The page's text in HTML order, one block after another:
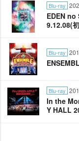
Blu-ray
EDEN no
9.12.08(
Blu-ray
Blu-ray
In the
Y HALL